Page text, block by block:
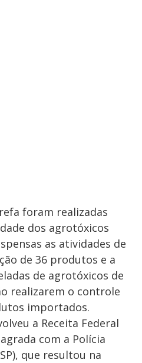
foram realizadas
dos agrotóxicos
as atividades de
de 36 produtos e a
de agrotóxicos de
realizarem o controle
importados.
a Receita Federal
com a Polícia
que resultou na